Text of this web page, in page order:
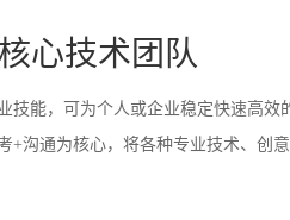
核心技术团队
能，可为个人或企业稳定快速高
沟通为核心，将各种专业技术、